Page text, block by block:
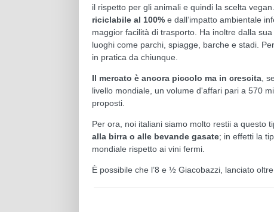
il rispetto per gli animali e quindi la scelta
riciclabile al 100% e dall’impatto ambientale
maggior facilità di trasporto. Ha inoltre dalla
luoghi come parchi, spiagge, barche e stadi.
in pratica da chiunque.
Il mercato è ancora piccolo ma in crescita ,
livello mondiale, un volume d'affari pari a 570
proposti.
Per ora, noi italiani siamo molto restii a questo
alla birra o alle bevande gasate; in effetti la
mondiale rispetto ai vini fermi.
È possibile che l’8 e ½ Giacobazzi, lanciato